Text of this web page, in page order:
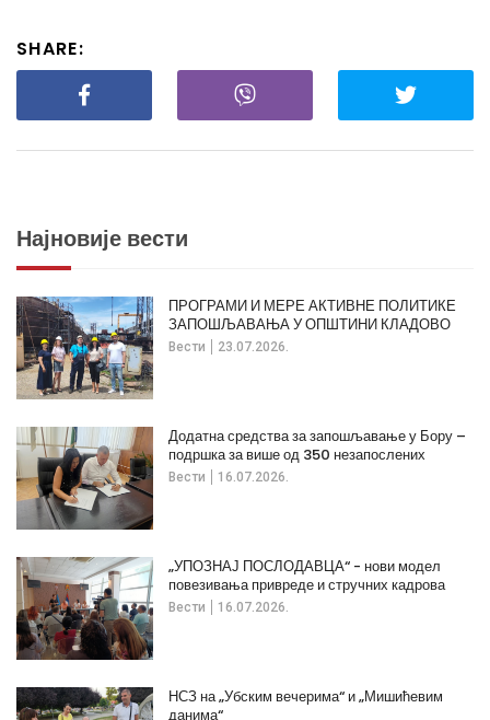
SHARE:
Најновије вести
Вести 23.07.2026.
ПРОГРАМИ И МЕРЕ АКТИВНЕ ПОЛИТИКЕ
ЗАПОШЉАВАЊА У ОПШТИНИ КЛАДОВО
Вести 16.07.2026.
Додатна средства за запошљавање у Бору –
подршка за више од 350 незапослених
Вести 16.07.2026.
„УПОЗНАЈ ПОСЛОДАВЦА“ - нови модел
повезивања привреде и стручних кадрова
НСЗ на „Убским вечерима“ и „Мишићевим
данима“